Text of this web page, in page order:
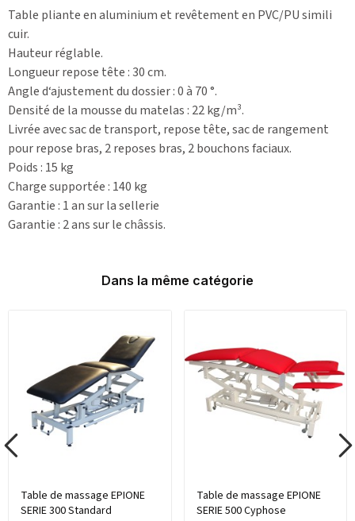
Table pliante en aluminium et revêtement en PVC/PU simili
cuir.
Hauteur réglable.
Longueur repose tête : 30 cm.
Angle d‘ajustement du dossier : 0 à 70 °.
Densité de la mousse du matelas : 22 kg/m³.
Livrée avec sac de transport, repose tête, sac de rangement
pour repose bras, 2 reposes bras, 2 bouchons faciaux.
Poids : 15 kg
Charge supportée : 140 kg
Garantie : 1 an sur la sellerie
Garantie : 2 ans sur le châssis.
Dans la même catégorie
Table de massage EPIONE
SERIE 300 Standard
Table de massage EPIONE
SERIE 500 Cyphose